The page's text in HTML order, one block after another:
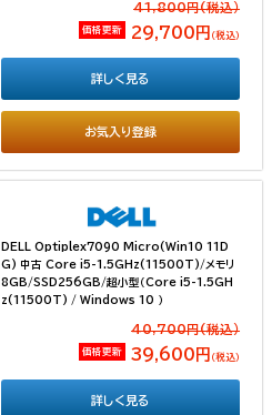
41,800円(税込）
価格更新 29,700円 （税込）
お気入り登録
詳しく見る
DELL Optiplex7090 Micro(Win10 11D
G) 中古 Core i5-1.5GHz(11500T)/メモリ
8GB/SSD256GB/超小型（Core i5-1.5GH
z(11500T) / Windows 10 ）
40,700円(税込）
価格更新 39,600円 （税込）
詳しく見る